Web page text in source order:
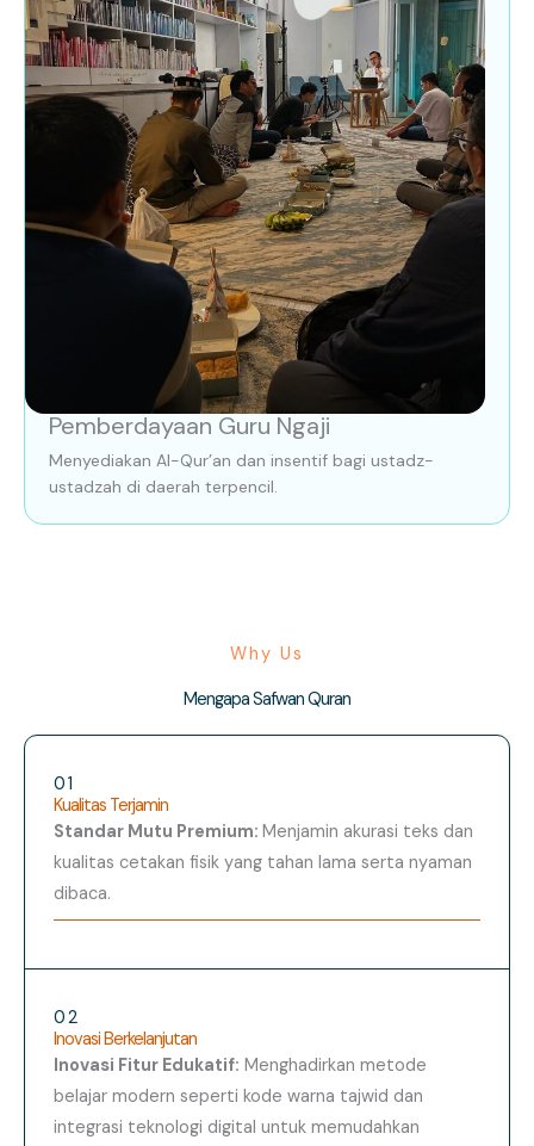
Pemberdayaan Guru Ngaji
Menyediakan Al-Qur’an dan insentif bagi ustadz-
ustadzah di daerah terpencil.
Why Us
Mengapa Safwan Quran
01
Kualitas Terjamin
Standar Mutu Premium: Menjamin akurasi teks dan
kualitas cetakan fisik yang tahan lama serta nyaman
dibaca.
02
Inovasi Berkelanjutan
Inovasi Fitur Edukatif: Menghadirkan metode
belajar modern seperti kode warna tajwid dan
integrasi teknologi digital untuk memudahkan